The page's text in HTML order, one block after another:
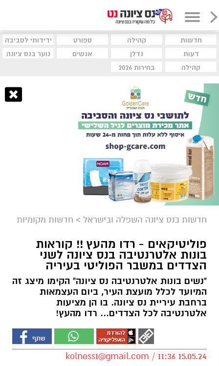
חדשות קהילה ספורט
ידידותי לסביבה
דעות
נדלן אנשים
נוער בנס ציונה
קהילה
בחירות 2026
חדשות בנס ציונה השפלה ובישראל > חדשות מקומיות
פוליטיקאים - רדו מהעץ !! קוראות
בונות אלטרנטיבה בנס ציונה לשני
הצדדים במשבר הפוליטי בעיריה
"נשים בונות אלטרנטיבה נס ציונה" הקימו מיצג זה
המיועד לכלל מועצת העיר, ביום העצמאות
ברחבת עיריית נס ציונה. בו הן מציעות
אלטרנטיבה לכל הצדדים... רדו מהעץ!
kolness1@gmail.com / 11:36 15.05.24